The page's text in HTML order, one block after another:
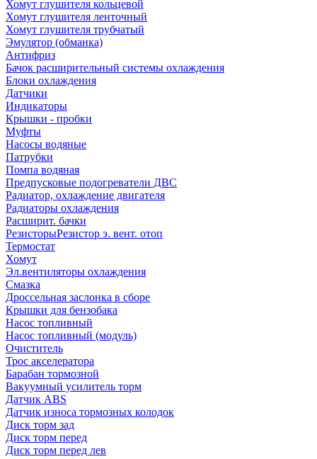
Хомут глушителя кольцевой
Хомут глушителя ленточный
Хомут глушителя трубчатый
Эмулятор (обманка)
Антифриз
Бачок расширительный системы охлаждения
Блоки охлаждения
Датчики
Индикаторы
Крышки - пробки
Муфты
Насосы водяные
Патрубки
Помпа водяная
Предпусковые подогреватели ДВС
Радиатор, охлаждение двигателя
Радиаторы охлаждения
Расширит. бачки
РезисторыРезистор э. вент. отоп
Термостат
Хомут
Эл.вентиляторы охлаждения
Смазка
Дроссельная заслонка в сборе
Крышки для бензобака
Насос топливный
Насос топливный (модуль)
Очиститель
Трос акселератора
Барабан тормозной
Вакуумный усилитель торм
Датчик ABS
Датчик износа тормозных колодок
Диск торм зад
Диск торм перед
Диск торм перед лев